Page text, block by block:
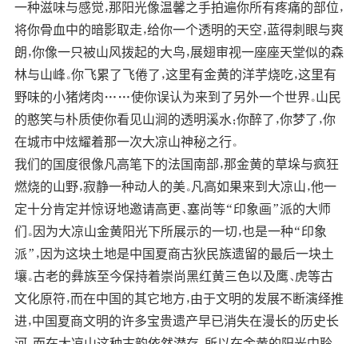
一种滋味与感觉，那阳光像温馨之手拍遍你所有疼痛的部位，
将你骨血中的暗影取走，给你一个透明的天空，蓝得刺眼与爽
朗，你像一只被山风拨起的大鸟，展翅审视一座座天堂似的森
林与山峰。你飞累了飞倦了，这里有金黄的洋芋烧吃，这里有
野味的小猪烤肉……使你误认为来到了另外一个世界。山民
的憨笑与朴质使你看见山涧的透明溪水；你醉了，你梦了，你
在城市中炫耀着那一次大凉山神秘之行。
我们的国度很像凡高笔下的法国南部，那金黄的草垛与疯狂
燃烧的山野，寂静一种动人的美。凡高如果来到大凉山，他一
定十分肯定并惊讶地邀请高更、塞尚等“印象画”派的大师
们。因为大凉山金黄阳光下所展示的一切，也是一种“印象
派”，因为这块土地是中国夏商古狄民族遗留的最后一块土
壤。古老的彝族至今保持着崇尚黑红黄三色以及鹰、虎等古
文化原符，而在中国的其它地方，由于文明的发展不断演绎推
进，中国夏商文明的许多宝贵遗产早已消失在漫长的历史长